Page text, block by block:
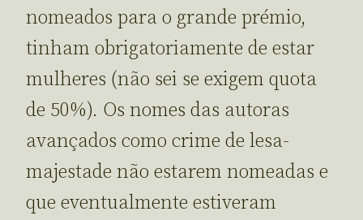
nomeados para o grande prémio,
tinham obrigatoriamente de estar
mulheres (não sei se exigem quota
de 50%). Os nomes das autoras
avançados como crime de lesa-
majestade não estarem nomeadas e
que eventualmente estiveram